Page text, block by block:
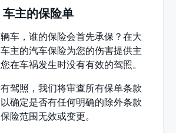
主的保险单
车，谁的保险会首先承保？在大
主的汽车保险为您的伤害提供主
在车祸发生时没有有效的驾照。
驾照，我们将审查所有保单条款
确定是否有任何明确的除外条款
险范围无效或变更。